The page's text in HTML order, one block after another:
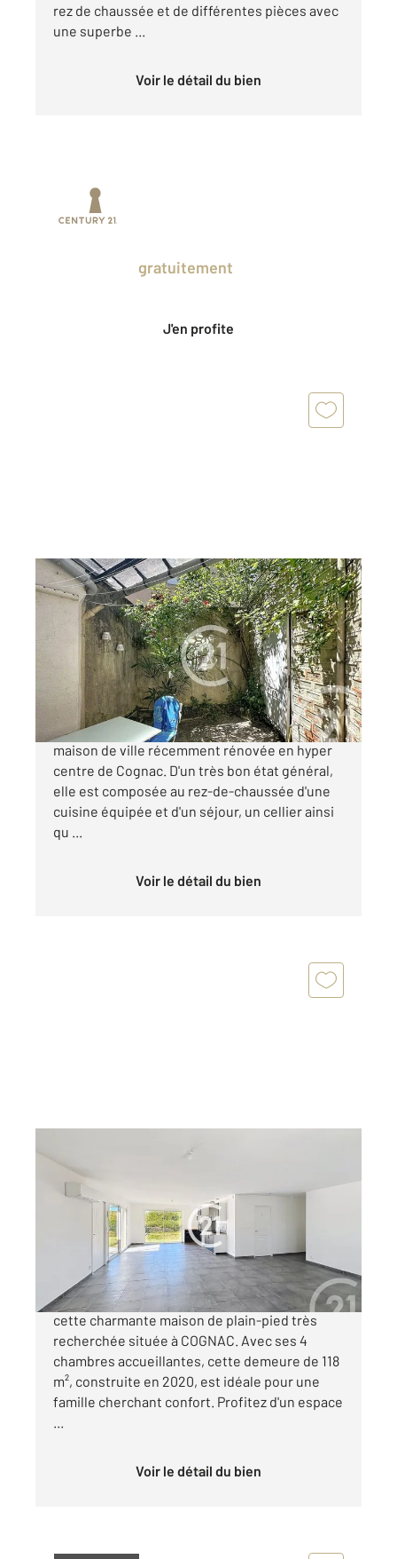
rez de chaussée et de différentes pièces avec
une superbe ...
Voir le détail du bien
gratuitement
J'en profite
COGNAC 16
97 m2, 4 pièces
Ref : 2972
Maison à vendre
159 900 €
Votre agence Century 21 vous propose cette
maison de ville récemment rénovée en hyper
centre de Cognac. D'un très bon état général,
elle est composée au rez-de-chaussée d'une
cuisine équipée et d'un séjour, un cellier ainsi
qu ...
Voir le détail du bien
118 m
Ref : 3047
Maison à vendre
242 500 €
Découvrez chez Century 21 Xso Immobilier,
cette charmante maison de plain-pied très
recherchée située à COGNAC. Avec ses 4
chambres accueillantes, cette demeure de 118
m², construite en 2020, est idéale pour une
famille cherchant confort. Profitez d'un espace
...
Voir le détail du bien